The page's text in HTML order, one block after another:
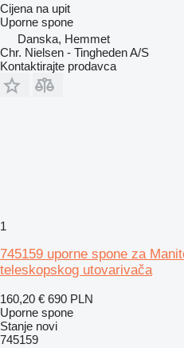
Cijena na upit
Uporne spone
Danska, Hemmet
Chr. Nielsen - Tingheden A/S
Kontaktirajte prodavca
1
745159 uporne spone za
teleskopskog utovarivača
160,20 € 690 PLN
Uporne spone
Stanje novi
745159